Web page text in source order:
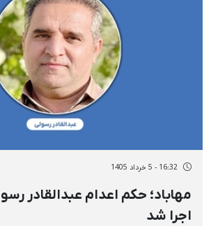
16:32 - 5 خرداد 1405
مهاباد؛ حکم اعدام عبدالقادر
اجرا شد